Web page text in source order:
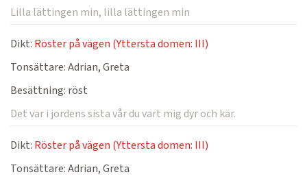
Lilla lättingen min, lilla lättingen min
Dikt: Röster på vägen (Yttersta domen: III)
Tonsättare:Adrian, Greta
Besättning: röst
Det var i jordens sista vår du vart mig dyr och kär.
Dikt: Röster på vägen (Yttersta domen: III)
Tonsättare:Adrian, Greta